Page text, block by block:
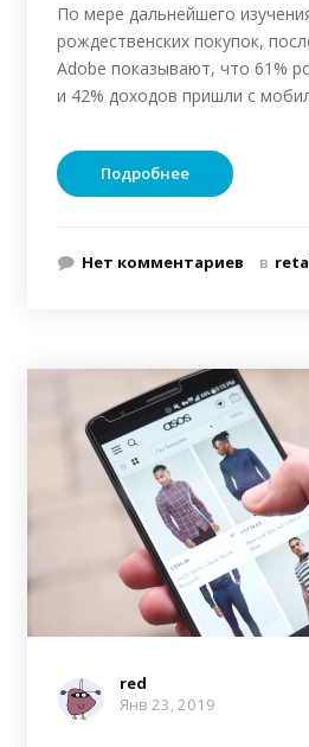
По мере дальнейшего
рождественских покупок,
Adobe показывают, что 61%
и 42% доходов пришли с
Подробнее
Нет комментариев в
red
Янв 23, 2019